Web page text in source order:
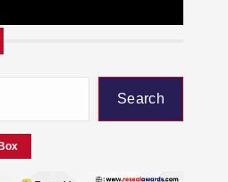
Search